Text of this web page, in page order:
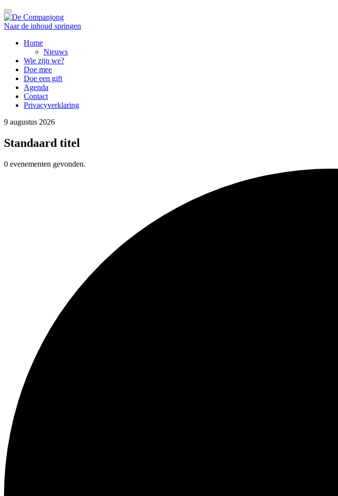
Wissel navigatie
Naar de inhoud springen
Home
Nieuws
Wie zijn we?
Doe mee
Doe een gift
Agenda
Contact
Privacyverklaring
9 augustus 2026
Standaard titel
0 evenementen gevonden.